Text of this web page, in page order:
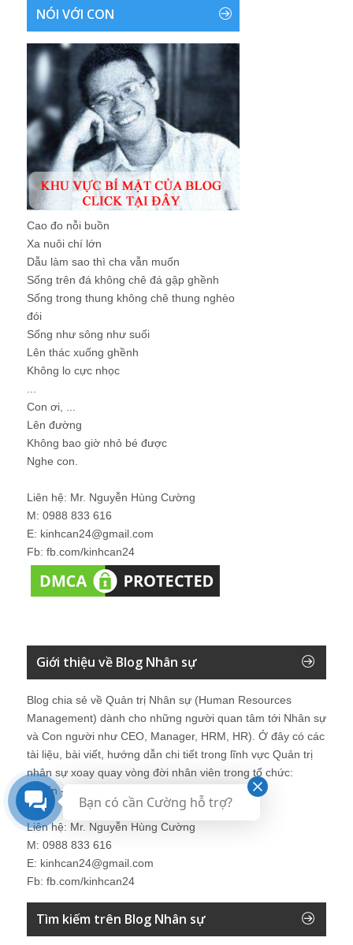
NÓI VỚI CON
Cao đo nỗi buồn
Xa nuôi chí lớn
Dẫu làm sao thì cha vẫn muốn
Sống trên đá không chê đá gập ghềnh
Sống trong thung không chê thung nghèo
đói
Sống như sông như suối
Lên thác xuống ghềnh
Không lo cực nhọc
...
Con ơi, ...
Lên đường
Không bao giờ nhỏ bé được
Nghe con.
Liên hệ: Mr. Nguyễn Hùng Cường
M: 0988 833 616
E: kinhcan24@gmail.com
Fb: fb.com/kinhcan24
Giới thiệu về Blog Nhân sự
Blog chia sẻ về Quản trị Nhân sự (Human Resources
Management) dành cho những người quan tâm tới Nhân sự
và Con người như CEO, Manager, HRM, HR). Ở đây có các
tài liệu, bài viết, hướng dẫn chi tiết trong lĩnh vực Quản trị
nhân sự xoay quay vòng đời nhân viên trong tổ chức:
Tuyển - Dạy - Dùng - Giữ - Thải.
Liên hệ: Mr. Nguyễn Hùng Cường
M: 0988 833 616
E: kinhcan24@gmail.com
Fb: fb.com/kinhcan24
Tìm kiếm trên Blog Nhân sự
Bạn có cần Cường hỗ trợ?